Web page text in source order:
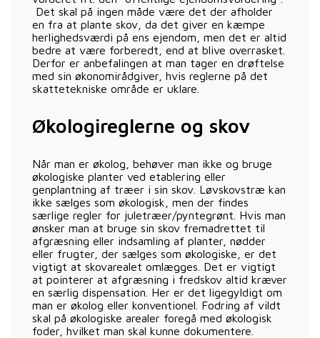
Det skal på ingen måde være det der afholder
en fra at plante skov, da det giver en kæmpe
herlighedsværdi på ens ejendom, men det er altid
bedre at være forberedt, end at blive overrasket.
Derfor er anbefalingen at man tager en drøftelse
med sin økonomirådgiver, hvis reglerne på det
skattetekniske område er uklare.
Økologireglerne og skov
Når man er økolog, behøver man ikke og bruge
økologiske planter ved etablering eller
genplantning af træer i sin skov. Løvskovstræ kan
ikke sælges som økologisk, men der findes
særlige regler for juletræer/pyntegrønt. Hvis man
ønsker man at bruge sin skov fremadrettet til
afgræsning eller indsamling af planter, nødder
eller frugter, der sælges som økologiske, er det
vigtigt at skovarealet omlægges. Det er vigtigt
at pointerer at afgræsning i fredskov altid kræver
en særlig dispensation. Her er det ligegyldigt om
man er økolog eller konventionel. Fodring af vildt
skal på økologiske arealer foregå med økologisk
foder, hvilket man skal kunne dokumentere.